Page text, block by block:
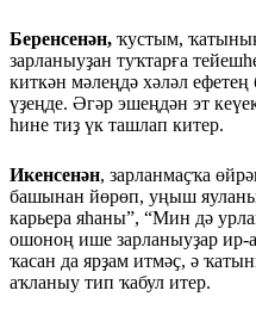
Беренсенән, ҡустым,
зарланыуҙан туҡтарға
киткән мәлеңдә хәләл ефетең
үҙеңде. Әгәр эшеңдән эт
һине тиҙ үк ташлап китер.
Икенсенән, зарланмаҫҡа
башынан йөрөп, уңыш
карьера яһаны”, “Мин дә
ошоноң ише зарланыуҙар ир-
ҡасан да ярҙам итмәҫ, ә
аҡланыу тип ҡабул итер.